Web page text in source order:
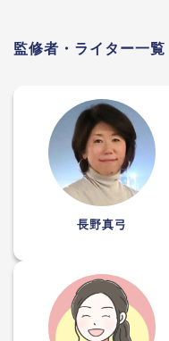
監修者・ライター一覧
長野真弓